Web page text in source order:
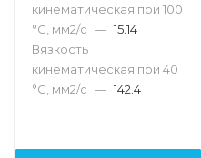
кинематическая при 100
°С, мм2/с — 15.14
Вязкость
кинематическая при 40
°С, мм2/с — 142.4